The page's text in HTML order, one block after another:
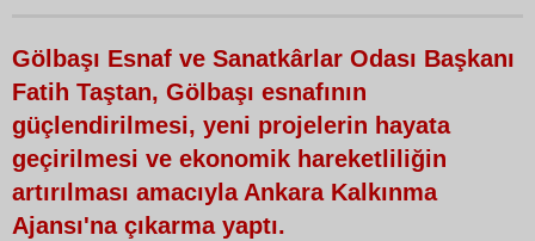
Gölbaşı Esnaf ve Sanatkârlar Odası Başkanı
Fatih Taştan, Gölbaşı esnafının
güçlendirilmesi, yeni projelerin hayata
geçirilmesi ve ekonomik hareketliliğin
artırılması amacıyla Ankara Kalkınma
Ajansı'na çıkarma yaptı.